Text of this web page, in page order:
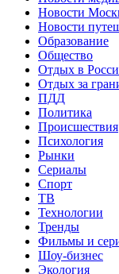
Новости
Новости
Образование
Общество
Отдых в
Отдых за
ПДД
Политика
Происшествия
Психология
Рынки
Сериалы
Спорт
ТВ
Технологии
Тренды
Фильмы и
Шоу-бизнес
Экология